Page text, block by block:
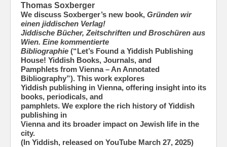
Thomas Soxberger
We discuss Soxberger’s new book, Gründen wir
einen jiddischen Verlag!
Jiddische Bücher, Zeitschriften und Broschüren aus
Wien. Eine kommentierte
Bibliographie (“Let’s Found a Yiddish Publishing
House! Yiddish Books, Journals, and
Pamphlets from Vienna – An Annotated
Bibliography”). This work explores
Yiddish publishing in Vienna, offering insight into its
books, periodicals, and
pamphlets. We explore the rich history of Yiddish
publishing in
Vienna and its broader impact on Jewish life in the
city.
(In Yiddish, released on YouTube March 27, 2025)